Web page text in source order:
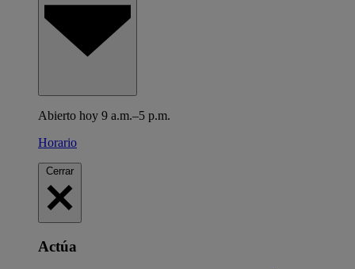
Abierto hoy 9 a.m.–5 p.m.
Horario
Cerrar
Actúa